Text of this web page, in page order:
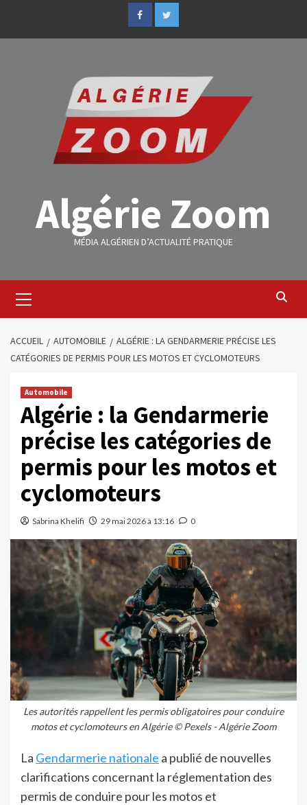
Algérie Zoom
MÉDIA ALGÉRIEN D’ACTUALITÉ PRATIQUE
ACCUEIL AUTOMOBILE
ALGÉRIE : LA GENDARMERIE PRÉCISE LES
CATÉGORIES DE PERMIS POUR LES MOTOS ET CYCLOMOTEURS
Automobile
Algérie : la Gendarmerie
précise les catégories de
permis pour les motos et
cyclomoteurs
Sabrina Khelifi 29 mai 2026 à 13:16 0
Les autorités rappellent les permis obligatoires pour conduire
motos et cyclomoteurs en Algérie © Pexels - Algérie Zoom
La Gendarmerie nationale a publié de nouvelles
clarifications concernant la réglementation des
permis de conduire pour les motos et